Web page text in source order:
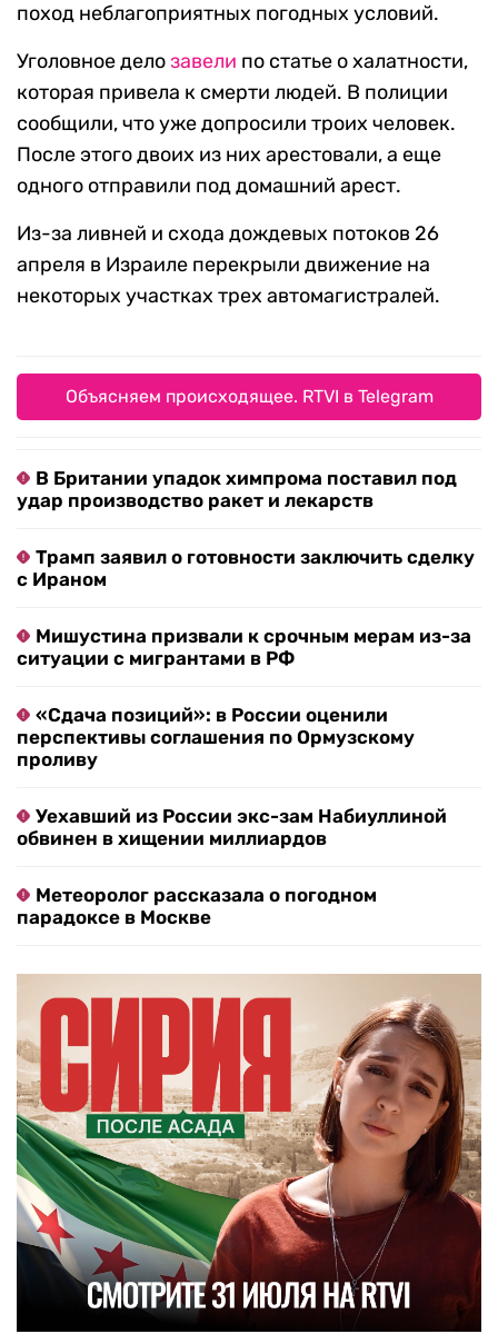
поход неблагоприятных погодных условий.
Уголовное делозавели по статье о халатности,
которая привела к смерти людей. В полиции
сообщили, что уже допросили троих человек.
После этого двоих из них арестовали, а еще
одного отправили под домашний арест.
Из-за ливней и схода дождевых потоков 26
апреля в Израиле перекрыли движение на
некоторых участках трех автомагистралей.
Объясняем происходящее. RTVI в Telegram
В Британии упадок химпрома поставил под
удар производство ракет и лекарств
Трамп заявил о готовности заключить сделку
с Ираном
Мишустина призвали к срочным мерам из-за
ситуации с мигрантами в РФ
«Сдача позиций»: в России оценили
перспективы соглашения по Ормузскому
проливу
Уехавший из России экс-зам Набиуллиной
обвинен в хищении миллиардов
Метеоролог рассказала о погодном
парадоксе в Москве